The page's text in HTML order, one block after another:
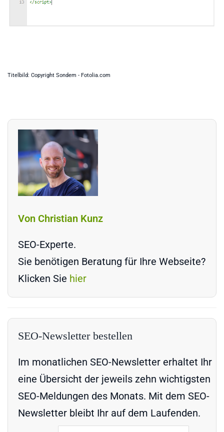
Titelbild: Copyright Sondem - Fotolia.com
Von Christian Kunz
SEO-Experte.
Sie benötigen Beratung für Ihre Webseite?
Klicken Sie hier
SEO-Newsletter bestellen
Im monatlichen SEO-Newsletter erhaltet Ihr
eine Übersicht der jeweils zehn wichtigsten
SEO-Meldungen des Monats. Mit dem SEO-
Newsletter bleibt Ihr auf dem Laufenden.